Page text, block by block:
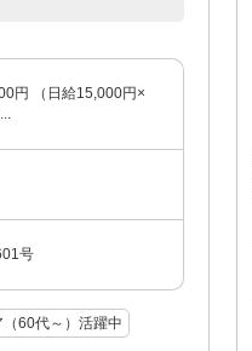
円 （日給15,000円×
号
（60代～）活躍中